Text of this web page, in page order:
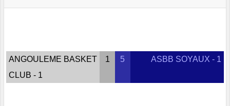
ANGOULEME BASKET
CLUB - 1
1 5 ASBB SOYAUX - 1